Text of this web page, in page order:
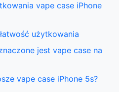
vape case iPhone
użytkowania
jest vape case na
vape case iPhone 5s?